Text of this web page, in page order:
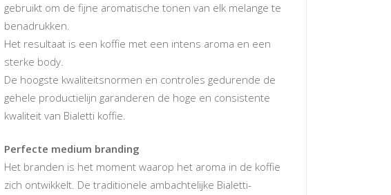
gebruikt om de fijne aromatische tonen van elk melange te
benadrukken.
Het resultaat is een koffie met een intens aroma en een
sterke body.
De hoogste kwaliteitsnormen en controles gedurende de
gehele productielijn garanderen de hoge en consistente
kwaliteit van Bialetti koffie.
Perfecte medium branding
Het branden is het moment waarop het aroma in de koffie
zich ontwikkelt. De traditionele ambachtelijke Bialetti-